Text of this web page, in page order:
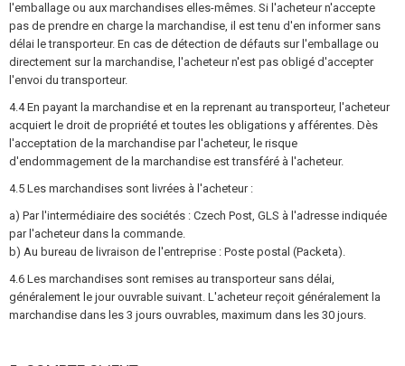
l'emballage ou aux marchandises elles-mêmes. Si l'acheteur n'accepte
pas de prendre en charge la marchandise, il est tenu d'en informer sans
délai le transporteur. En cas de détection de défauts sur l'emballage ou
directement sur la marchandise, l'acheteur n'est pas obligé d'accepter
l'envoi du transporteur.
4.4 En payant la marchandise et en la reprenant au transporteur, l'acheteur
acquiert le droit de propriété et toutes les obligations y afférentes. Dès
l'acceptation de la marchandise par l'acheteur, le risque
d'endommagement de la marchandise est transféré à l'acheteur.
4.5 Les marchandises sont livrées à l'acheteur :
a) Par l'intermédiaire des sociétés : Czech Post, GLS à l'adresse indiquée
par l'acheteur dans la commande.
b) Au bureau de livraison de l'entreprise : Poste postal (Packeta).
4.6 Les marchandises sont remises au transporteur sans délai,
généralement le jour ouvrable suivant. L'acheteur reçoit généralement la
marchandise dans les 3 jours ouvrables, maximum dans les 30 jours.